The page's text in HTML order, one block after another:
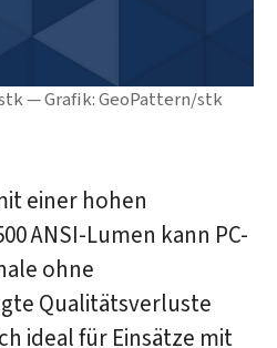
— Grafik: GeoPattern/stk
einer hohen
ANSI-Lumen kann PC-
ohne
Qualitätsverluste
ideal für Einsätze mit